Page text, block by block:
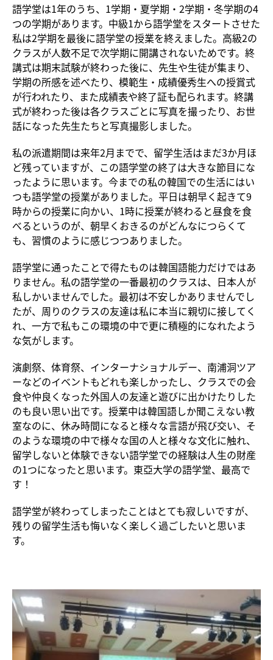
語学堂は1年のうち、1学期・夏学期・2学期・冬学期の4
つの学期があります。中級1から語学堂をスタートさせた
私は2学期を最後に語学堂の授業を終えました。高級2の
クラスが人数不足で次学期に開講されないためです。終
講式は期末試験が終わった後に、先生や生徒が集まり、
学期の所感を述べたり、模範生・成績優秀生への授賞式
が行われたり、また成績表や終了証も配られます。終講
式が終わった後は各クラスごとに写真を撮ったり、お世
話になった先生たちと写真撮影しました。
私の派遣期間は来年2月までで、留学生活はまだ3か月ほ
ど残っていますが、この語学堂の終了は大きな節目にな
ったように思います。今までの私の韓国での生活にはい
つも語学堂の授業がありました。平日は朝早く起きて9
時からの授業に向かい、1時に授業が終わると昼食を食
べるというのが、朝早くおきるのがどんなにつらくて
も、習慣のように感じつつありました。
語学堂に通ったことで得たものは韓国語能力だけではあ
りません。私の語学堂の一番最初のクラスは、日本人が
私しかいませんでした。最初は不安しかありませんでし
たが、周りのクラスの友達は私に本当に親切に接してく
れ、一方で私もこの環境の中で更に積極的になれたよう
な気がします。
演劇祭、体育祭、インターナショナルデー、南浦洞ツア
ーなどのイベントもどれも楽しかったし、クラスでの会
食や仲良くなった外国人の友達と遊びに出かけたりした
のも良い思い出です。授業中は韓国語しか聞こえない教
室なのに、休み時間になると様々な言語が飛び交い、そ
のような環境の中で様々な国の人と様々な文化に触れ、
留学しないと体験できない語学堂での経験は人生の財産
の1つになったと思います。東亞大学の語学堂、最高で
す！
語学堂が終わってしまったことはとても寂しいですが、
残りの留学生活も悔いなく楽しく過ごしたいと思いま
す。